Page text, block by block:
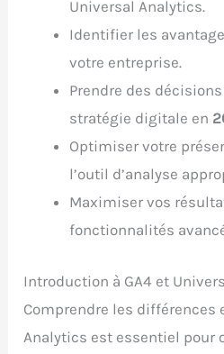
Universal Analytics.
Identifier les
votre entreprise.
Prendre des
stratégie digitale en
Optimiser votre
l’outil d’analyse
Maximiser vos
fonctionnalités
Introduction à GA4 et
Comprendre les différences
Analytics est essentiel pour